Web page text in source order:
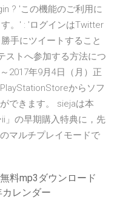
? 'この機能のご利用に
。' : 'ログインはTwitter
手にツイートすること
ストへ参加する方法につ
2017年9月4日（月）正
からソフ
できます。 siejaは本
」の早期購入特典に，先
マルチプレイモードで
料mp3ダウンロード
レンダー